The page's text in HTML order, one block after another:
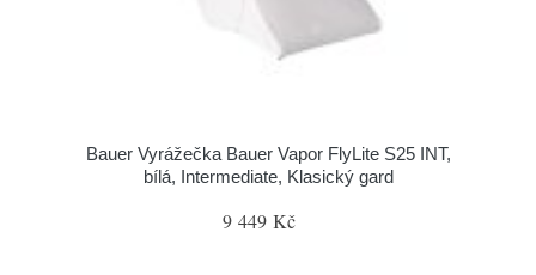
Bauer Vyrážečka Bauer Vapor FlyLite S25 INT,
bílá, Intermediate, Klasický gard
9 449 Kč